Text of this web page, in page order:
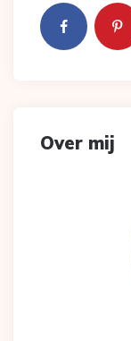
Over mij